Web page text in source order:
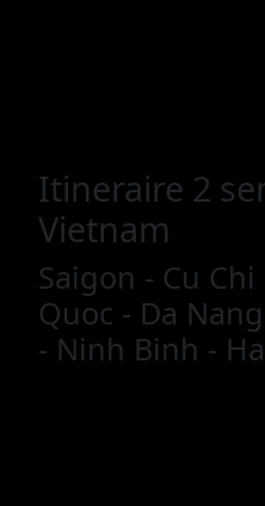
Itineraire 2
Vietnam
Saigon - Cu Chi
Quoc - Da
- Ninh Binh -